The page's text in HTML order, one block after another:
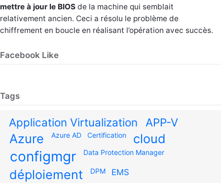
mettre à jour le BIOS de la machine qui semblait
relativement ancien. Ceci a résolu le problème de
chiffrement en boucle en réalisant l’opération avec succès.
Facebook Like
Tags
Application Virtualization APP-V
Azure Azure AD Certification cloud
configmgr Data Protection Manager
déploiement DPM
EMS